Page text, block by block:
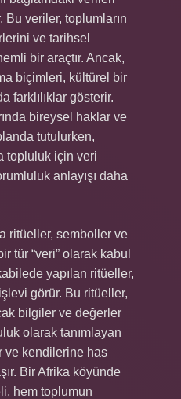
veriler, toplumların
ve tarihsel
bir araçtır. Ancak,
biçimleri, kültürel bir
farklılıklar gösterir.
bireysel haklar ve
tutulurken,
topluluk için veri
anlayışı daha
ritüeller, semboller ve
tür “veri” olarak kabul
yapılan ritüeller,
görür. Bu ritüeller,
bilgiler ve değerler
olarak tanımlayan
ve kendilerine has
Bir Afrika köyünde
hem toplumun